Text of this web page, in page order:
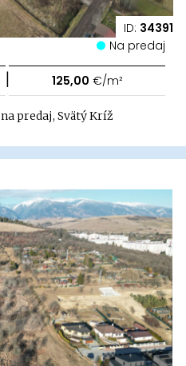
ID: 34391
Na predaj
| 125,00 €/m²
predaj, Svätý Kríž